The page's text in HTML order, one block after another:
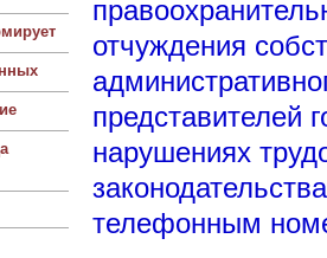
отчуждения
представителей
нарушениях
телефонным